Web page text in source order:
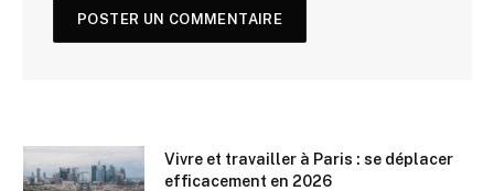
Vivre et travailler à Paris : se déplacer
efficacement en 2026